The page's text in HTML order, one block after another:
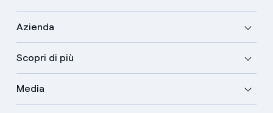
Azienda
Scopri di più
Media